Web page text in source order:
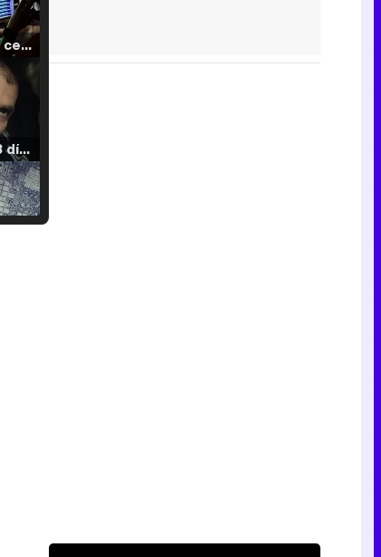
'120 Minutos' celebra sus 2.000 programas en Telemadrid con un vídeo del día a día en la redacción
Tráiler de '33 días', la nueva serie de Atresplayer con Julián Villagrán y José Manuel Poga